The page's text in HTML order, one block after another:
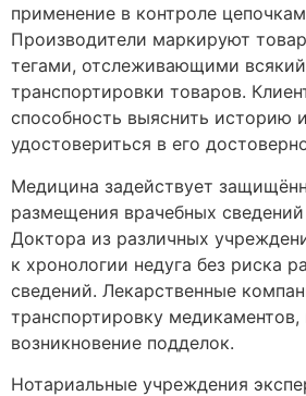
применение в контроле
Производители маркируют
тегами, отслеживающими всякий
транспортировки товаров.
способность выяснить историю
удостовериться в его
Медицина задействует
размещения врачебных сведений
Доктора из различных
к хронологии недуга без риска
сведений. Лекарственные
транспортировку
возникновение подделок.
Нотариальные учреждения